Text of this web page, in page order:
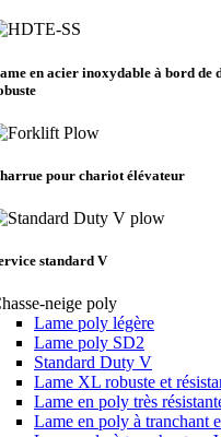
en acier inoxydable à bord de
pour chariot élévateur
standard V
neige poly
Lame poly légère
Lame poly SD2
Standard Duty V
Lame XL robuste et
Lame en poly très
Lame en poly à tranchant